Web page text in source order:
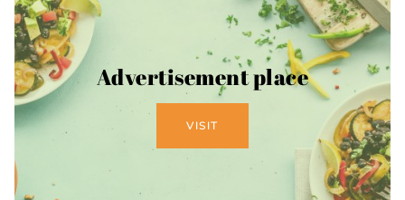
Advertisement place
VISIT